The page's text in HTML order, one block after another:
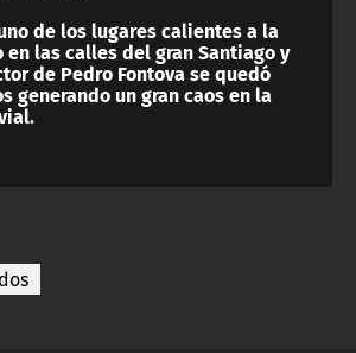
de los lugares calientes a la
en las calles del gran Santiago y
de Pedro Fontova se quedó
generando un gran caos en la